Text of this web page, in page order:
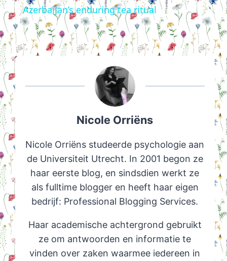
Azerbaijan’s enduring tea ritual
Nicole Orriëns
Nicole Orriëns studeerde psychologie aan
de Universiteit Utrecht. In 2001 begon ze
haar eerste blog, en sindsdien werkt ze
als fulltime blogger en heeft haar eigen
bedrijf: Professional Blogging Services.
Haar academische achtergrond gebruikt
ze om antwoorden en informatie te
vinden over zaken waarmee iedereen in